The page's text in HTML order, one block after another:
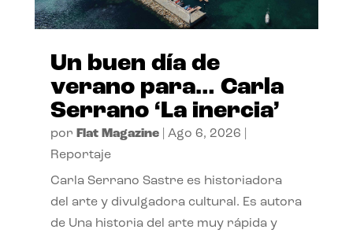
Un buen día de
verano para… Carla
Serrano ‘La inercia’
por Flat Magazine| Ago 6, 2026
Reportaje
Carla Serrano Sastre es historiadora
del arte y divulgadora cultural. Es autora
de Una historia del arte muy rápida y